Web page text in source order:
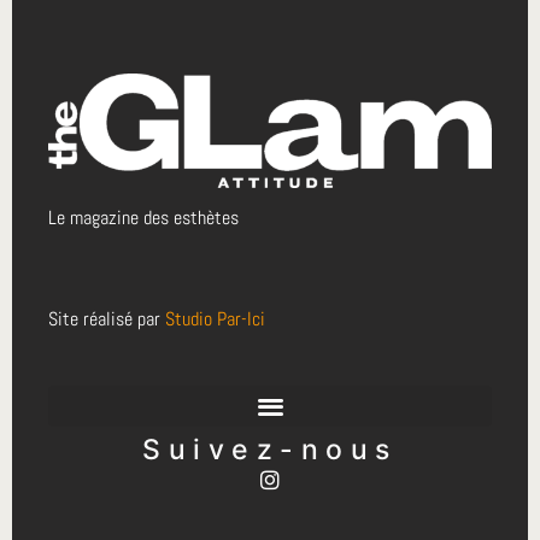
Le magazine des esthètes
Site réalisé par Studio Par-Ici
Suivez-nous